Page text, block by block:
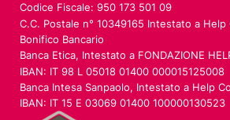
Codice Fiscale: 950 173 501 09
C.C. Postale n° 10349165 Intestato a Help
Bonifico Bancario
Banca Etica, Intestato a FONDAZIONE
IBAN: IT 98 L 05018 01400 000015125008
Banca Intesa Sanpaolo, Intestato a Help
IBAN: IT 15 E 03069 01400 100000130523